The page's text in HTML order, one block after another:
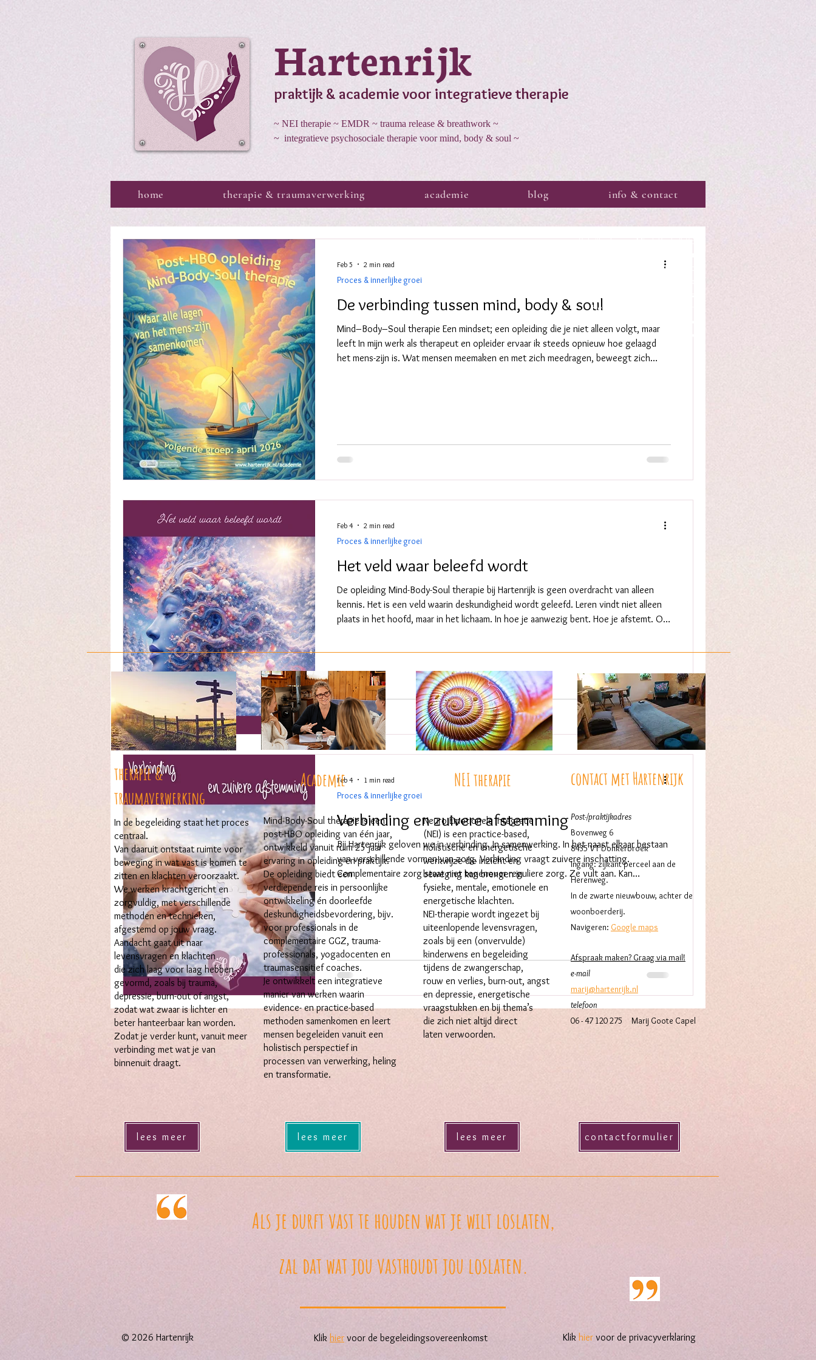
Hartenrijk
praktijk & academie voor integratieve therapie
~ NEI therapie ~ EMDR ~ trauma release & breathwork ~
~ integratieve psychosociale therapie voor mind, body & soul ~
home therapie & traumaverwerking academie blog info & contact
De verbinding tussen mind, body & soul
Mind–Body–Soul therapie Een mindset; een opleiding die je niet alleen volgt, maar
leeft In mijn werk als therapeut en opleider ervaar ik steeds opnieuw hoe gelaagd
het mens-zijn is. Wat mensen meemaken en met zich meedragen, beweegt zich
Proces & innerlijke groei
Feb 5 2 min read
Het veld waar beleefd wordt
De opleiding Mind-Body-Soul therapie bij Hartenrijk is geen overdracht van alleen
kennis. Het is een veld waarin deskundigheid wordt geleefd. Leren vindt niet alleen
plaats in het hoofd, maar in het lichaam. In hoe je aanwezig bent. Hoe je afstemt. Op
Proces & innerlijke groei
Feb 4 2 min read
Verbinding en zuivere afstemming
Bij Hartenrijk geloven we in verbinding. In samenwerking. In het naast elkaar bestaan
van verschillende vormen van zorg. Verbinding vraagt zuivere inschatting.
Complementaire zorg staat niet tegenover reguliere zorg. Ze vult aan. Kan
verdiepen, verbinden. Ze brengt lagen in beeld die soms buiten het medische of
protocollaire kader vallen. Juist daarom vraagt deze manier van werken om
deskundigheid. Om weten waar je werkt, en waar je niet werkt. Om afstemmen én
afbakenen. Trau
Proces & innerlijke groei
Feb 4 1 min read
Schrijfsels voor Mind, Body & Soul
Lichaam, zenuwstelsel & rust
Mind Body Soul integratie
Proces & innerlijke groei
Zelfcompassie&innerlijk leiderschap
Hechting, relatie & verbinding
Oefeningen voor het dagelijks leven
Ritme, seizoenen & overgangen
therapie &
traumaverwerking
In de begeleiding staat het proces
centraal.
Van daaruit ontstaat ruimte voor
beweging in wat vast is komen te
zitten en klachten veroorzaakt.
We werken krachtgericht en
zorgvuldig, met verschillende
methoden en technieken,
afgestemd op jouw vraag.
Aandacht gaat uit naar
levensvragen en klachten
die zich laag voor laag hebben
gevormd, zoals bij trauma,
depressie, burn-out of angst,
zodat wat zwaar is lichter en
beter hanteerbaar kan worden.
Zodat je verder kunt, vanuit meer
verbinding met wat je van
binnenuit draagt.
lees meer
Academie
Mind-Body-Soul therapie is een
post-HBO opleiding van één jaar,
ontwikkeld vanuit ruim 25 jaar
ervaring in opleiding en praktijk.
De opleiding biedt een
verdiepende reis in persoonlijke
ontwikkeling én doorleefde
deskundigheidsbevordering, bijv.
voor professionals in de
complementaire GGZ, trauma-
professionals, yogadocenten en
traumasensitief coaches.
Je ontwikkelt een integratieve
manier van werken waarin
evidence- en practice-based
methoden samenkomen en leert
mensen begeleiden vanuit een
holistisch perspectief in
processen van verwerking, heling
en transformatie.
NEI therapie
Neuro Emotionele Integratie
(NEI) is een practice-based,
holistische en energetische
werkwijze die inzicht en
beweging kan brengen in
fysieke, mentale, emotionele en
energetische klachten.
NEI-therapie wordt ingezet bij
uiteenlopende levensvragen,
zoals bij een (onvervulde)
kinderwens en begeleiding
tijdens de zwangerschap,
rouw en verlies, burn-out, angst
en depressie, energetische
vraagstukken en bij thema’s
die zich niet altijd direct
laten verwoorden.
contact met Hartenrijk
Post-/praktijkadres
Bovenweg 6
8435 VT Donkerbroek
Ingang: zijkant perceel aan de
Herenweg.
In de zwarte nieuwbouw, achter de
woonboerderij.
Navigeren: Google maps
Afspraak maken? Graag viamail!
e-mail
marij@hartenrijk.nl
telefoon
06 - 47 120 275 Marij Goote Capel
lees meer lees meer contactformulier
© 2026 Hartenrijk Klik hiervoor de privacyverklaring
Klik hier voor de begeleidingsovereenkomst
Als je durft vast te houden wat je wilt loslaten,
zal dat wat jou vasthoudt jou loslaten.